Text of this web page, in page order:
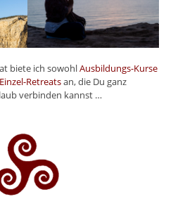
biete ich sowohlAusbildungs-Kurse
Einzel-Retreatsan, die Du ganz
verbinden kannst …